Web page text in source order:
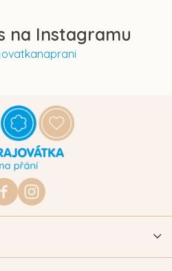
na Instagramu
www.facebook.com/
vykrajovatkanaprani.cz